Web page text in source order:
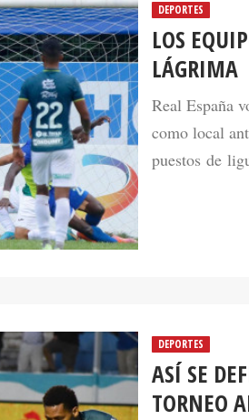
DEPORTES
LOS
LÁGRIMA
Real España
como local
puestos de
DEPORTES
ASÍ SE
TORNEO